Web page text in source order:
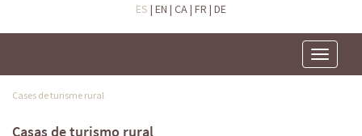
ES | EN | CA| FR | DE
Toggle
Cases de turisme rural
Casas de turismo rural